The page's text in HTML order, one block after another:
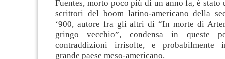
Fuentes, morto poco più di un anno fa, è stato
scrittori del boom latino-americano della
‘900, autore fra gli altri di “In morte di
gringo vecchio”, condensa in queste
contraddizioni irrisolte, e probabilmente
grande paese meso-americano.